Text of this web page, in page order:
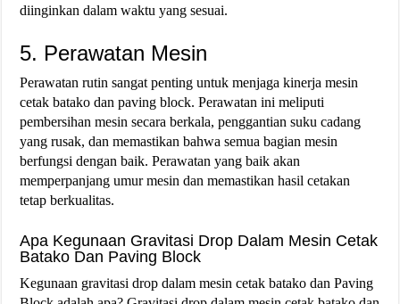
diinginkan dalam waktu yang sesuai.
5. Perawatan Mesin
Perawatan rutin sangat penting untuk menjaga kinerja mesin
cetak batako dan paving block. Perawatan ini meliputi
pembersihan mesin secara berkala, penggantian suku cadang
yang rusak, dan memastikan bahwa semua bagian mesin
berfungsi dengan baik. Perawatan yang baik akan
memperpanjang umur mesin dan memastikan hasil cetakan
tetap berkualitas​.
Apa Kegunaan Gravitasi Drop Dalam Mesin Cetak
Batako Dan Paving Block
Kegunaan gravitasi drop dalam mesin cetak batako dan Paving